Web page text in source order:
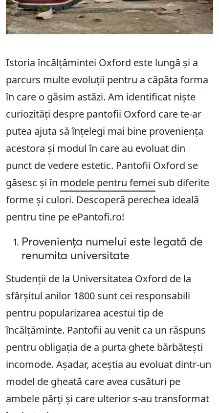
Istoria încălțămintei Oxford este lungă și a
parcurs multe evoluții pentru a căpăta forma
în care o găsim astăzi. Am identificat niște
curiozități despre pantofii Oxford care te-ar
putea ajuta să înțelegi mai bine proveniența
acestora și modul în care au evoluat din
punct de vedere estetic. Pantofii Oxford se
găsesc și în modele pentru femei sub diferite
forme și culori. Descoperă perechea ideală
pentru tine pe ePantofi.ro!
Proveniența numelui este legată de
renumita universitate
Studenții de la Universitatea Oxford de la
sfârșitul anilor 1800 sunt cei responsabili
pentru popularizarea acestui tip de
încălțăminte. Pantofii au venit ca un răspuns
pentru obligația de a purta ghete bărbătești
incomode. Așadar, aceștia au evoluat dintr-un
model de gheată care avea cusături pe
ambele părți și care ulterior s-au transformat